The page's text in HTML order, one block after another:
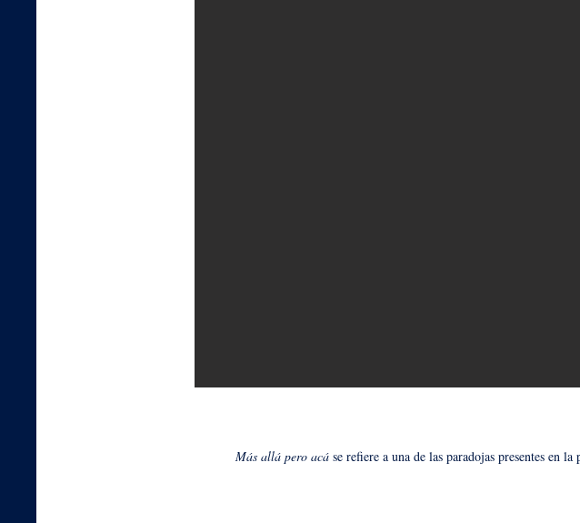
Más allá pero acá se refiere a una de las paradojas presentes en